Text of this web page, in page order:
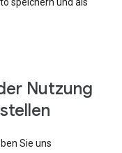
speichern und als
Nutzung
Sie uns